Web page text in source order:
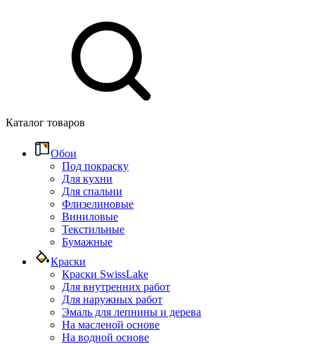
Каталог товаров
Обои
Под покраску
Для кухни
Для спальни
Флизелиновые
Виниловые
Текстильные
Бумажные
Краски
Краски SwissLake
Для внутренних работ
Для наружных работ
Эмаль для лепнины и дерева
На масленой основе
На водной основе